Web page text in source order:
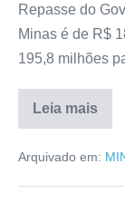
Repasse do
Minas é de R$
195,8 milhões
Leia mais
Arquivado em: